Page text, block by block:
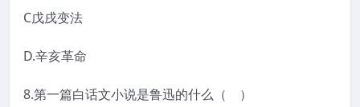
C戊戌变法
D.辛亥革命
8.第一篇白话文小说是鲁迅的什么（ ）